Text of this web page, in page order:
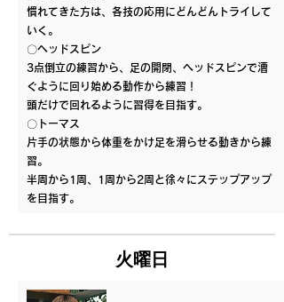
慣れてきた方は、各技の応用にどんどんトライして
いく。
〇ヘッドスピン
3点倒立の練習から、足の開閉、ヘッドスピンで漕
ぐように回り始める動作から練習！
頭だけで回れるように習得を目指す。
〇トーマス
片手の状態から体重をかけ足を滑らせる動きから練
習。
半周から1周、1周から2周と徐々にステップアップ
を目指す。
火曜日